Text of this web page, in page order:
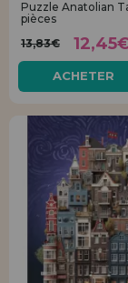
Allez-y! Nous vous
Puzzle Anatolian
pièces
13,83€
ACHETER